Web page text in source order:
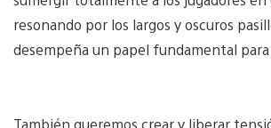
resonando por los largos y oscuros
desempeña un papel fundamental para
También queremos crear y liberar